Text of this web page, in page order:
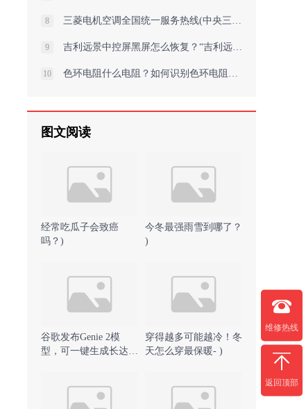
8 三菱电机空调全国统一服务热线(中央三菱空调排行榜官方哪些品牌的中央三菱
9 吉利远景中控屏黑屏怎么恢复？“吉利远景中控屏黑屏如何快速修复？”
10 色环电阻什么电阻？如何识别色环电阻的阻值？
图文阅读
经常吃瓜子会致癌
吗？)
今冬最强雨雪到哪了？
)
谷歌发布Genie 2模
型，可一键生成长达1
穿得越多可能越冷！冬
天怎么穿最保暖- )
维修热线
返回顶部